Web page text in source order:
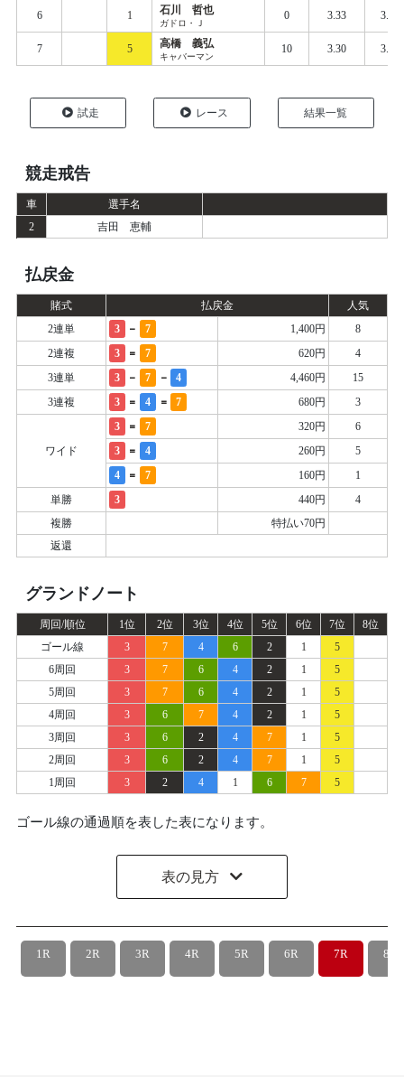
6 1 石川 哲也
ガドロ・Ｊ
0 3.33 3.403
7 5 高橋 義弘
キャバーマン
10 3.30 3.466
試走 レース 結果一覧
競走戒告
車
選手名
2
吉田 恵輔
払戻金
賭式 払戻金
人気
2連単
3 - 7 1,400円
8
2連複
3 = 7 620円
4
3連単
3 - 7 - 4 4,460円
15
3連複
3 = 4 = 7 680円 3
ワイド
3 = 7 320円
6
3
= 4 260円
5
4
= 7 160円
1
単勝
3 440円
4
複勝
特払い70円
返還
グランドノート
周回/順位 1位 2位 3位 4位 5位 6位 7位
8位
ゴール線
3 7 4 6 2 1
5
6周回
3 7 6 4 2 1
5
5周回
3 7 6 4 2 1
5
4周回
3 6 7 4 2 1
5
3周回
3 6 2 4 7 1
5
2周回
3 6 2 4 7 1
5
1周回
3 2 4 1 6 7 5
ゴール線の通過順を表した表になります。
表の見方
1R 2R 3R 4R 5R 6R 7R 8R